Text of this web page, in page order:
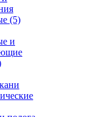
(5)
и